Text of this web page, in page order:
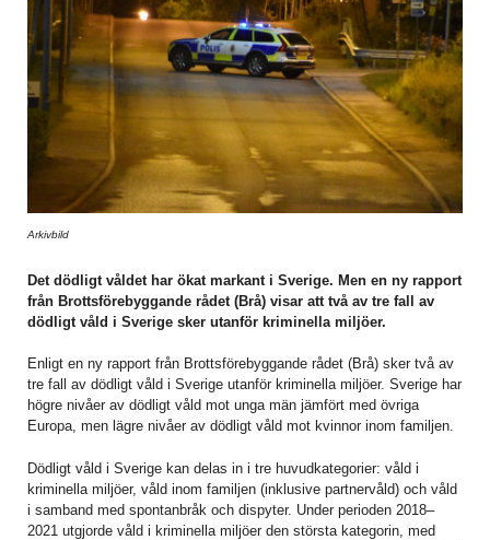
Arkivbild
Det dödligt våldet har ökat markant i Sverige. Men en ny rapport
från Brottsförebyggande rådet (Brå) visar att två av tre fall av
dödligt våld i Sverige sker utanför kriminella miljöer.
Enligt en ny rapport från Brottsförebyggande rådet (Brå) sker två av
tre fall av dödligt våld i Sverige utanför kriminella miljöer. Sverige har
högre nivåer av dödligt våld mot unga män jämfört med övriga
Europa, men lägre nivåer av dödligt våld mot kvinnor inom familjen.
Dödligt våld i Sverige kan delas in i tre huvudkategorier: våld i
kriminella miljöer, våld inom familjen (inklusive partnervåld) och våld
i samband med spontanbråk och dispyter. Under perioden 2018–
2021 utgjorde våld i kriminella miljöer den största kategorin, med